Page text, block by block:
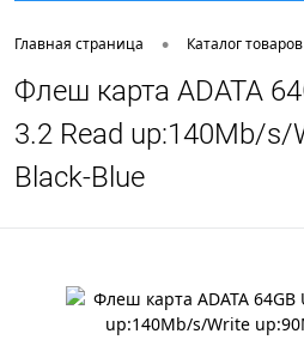
Главная страница • Каталог товаров
Флеш карта ADATA
3.2 Read up:140Mb/
Black-Blue